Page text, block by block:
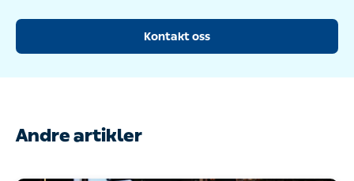
Andre artikler